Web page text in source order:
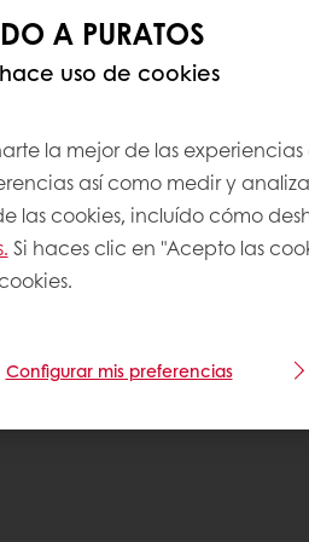
y confirme su correo
solicitándole que confirme su
podrá iniciar sesión de
en línea de My Puratos.
minutos, es posible que deba
no deseado.
algún problema, no dude
o llamarnos al + 011 4 727-
A PURATOS
uso de cookies
la mejor de las experiencias
así como medir y
las cookies, incluído cómo
Si haces clic en "Acepto las
Configurar mis preferencias